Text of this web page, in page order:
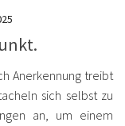
Anerkennung treibt
sich selbst zu
an, um einem